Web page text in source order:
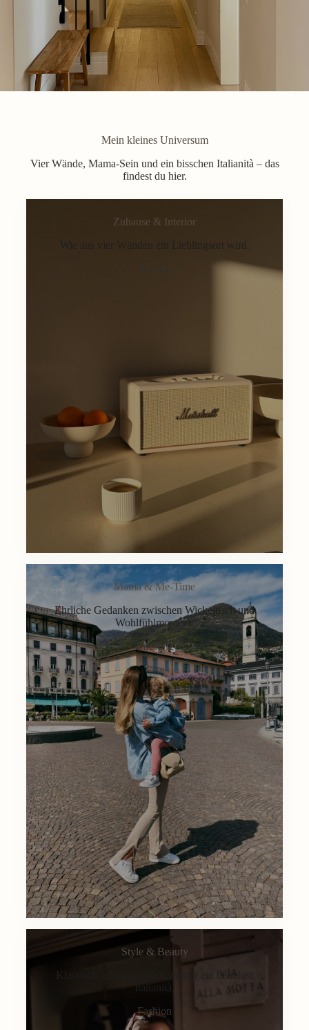
Mein kleines Universum
Vier Wände, Mama-Sein und ein bisschen Italianità – das
findest du hier.
Zuhause & Interior
Wie aus vier Wänden ein Lieblingsort wird.
Mama & Me-Time
Ehrliche Gedanken zwischen Wickeltisch und
Wohlfühlmoment.
Lifestyle
Style & Beauty
Klassisch, alltagstauglich, immer ein bisschen
Italianità.
Fashion